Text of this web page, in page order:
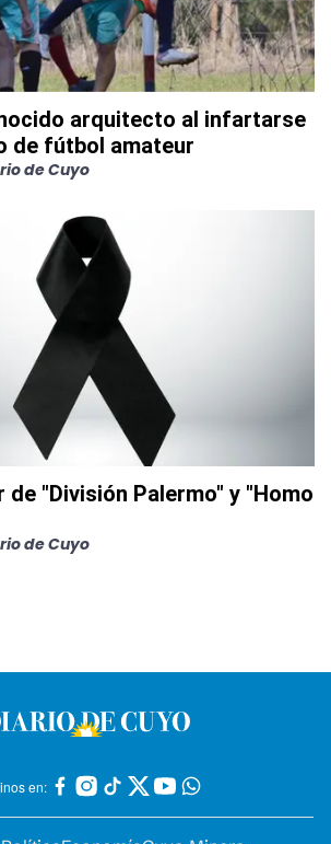
arquitecto al infartarse
de fútbol amateur
de Cuyo
"División Palermo" y "Homo
de Cuyo
en: